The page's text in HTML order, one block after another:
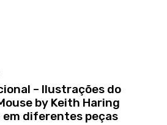
– Ilustrações do
by Keith Haring
em diferentes peças